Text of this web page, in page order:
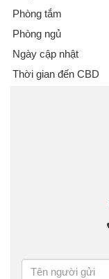
Phòng tắm
Phòng ngủ
Ngày cập nhật
Thời gian đến CBD